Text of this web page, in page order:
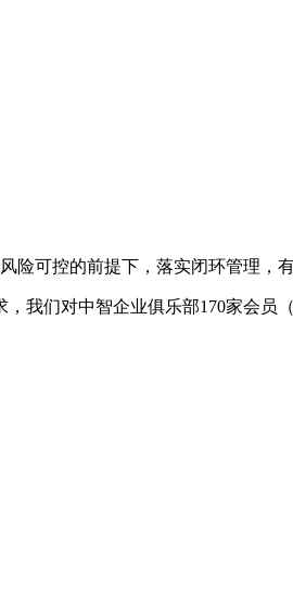
可控的前提下，落实闭环管理，
我们对中智企业俱乐部170家会员